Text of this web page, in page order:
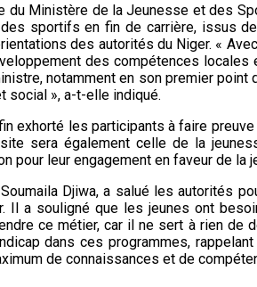
du Ministère de la Jeunesse et des
sportifs en fin de carrière, issus
des autorités du Niger. «
des compétences
notamment en son premier
social », a-t-elle indiqué.
exhorté les participants à faire
sera également celle de la
pour leur engagement en faveur de la
Djiwa, a salué les autorités
Il a souligné que les jeunes ont
ce métier, car il ne sert à rien de
dans ces programmes,
de connaissances et de